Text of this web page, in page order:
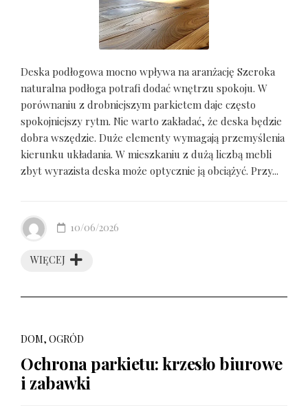
Deska podłogowa mocno wpływa na aranżację Szeroka
naturalna podłoga potrafi dodać wnętrzu spokoju. W
porównaniu z drobniejszym parkietem daje często
spokojniejszy rytm. Nie warto zakładać, że deska będzie
dobra wszędzie. Duże elementy wymagają przemyślenia
kierunku układania. W mieszkaniu z dużą liczbą mebli
zbyt wyrazista deska może optycznie ją obciążyć. Przy...
WIĘCEJ
10/06/2026
DOM, OGRÓD
Ochrona parkietu: krzesło biurowe
i zabawki